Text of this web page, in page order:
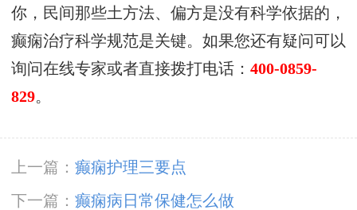
你，民间那些土方法、偏方是没有科学依据的，
癫痫治疗科学规范是关键。如果您还有疑问可以
询问在线专家或者直接拨打电话： 400-0859-
829。
上一篇： 癫痫护理三要点
下一篇： 癫痫病日常保健怎么做